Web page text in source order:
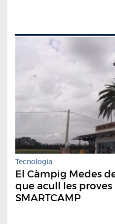
Tecnologia
El Càmpig Medes
que acull les
SMARTCAMP